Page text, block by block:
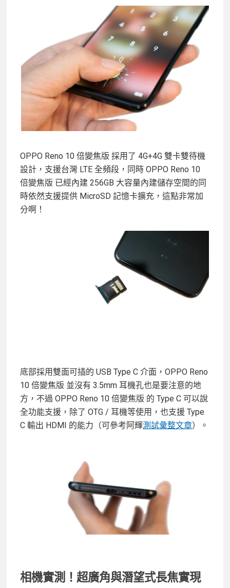
OPPO Reno 10 倍變焦版 採用了 4G+4G 雙卡雙待機
設計，支援台灣 LTE 全頻段，同時 OPPO Reno 10
倍變焦版 已經內建 256GB 大容量內建儲存空間的同
時依然支援提供 MicroSD 記憶卡擴充，這點非常加
分啊！
底部採用雙面可插的 USB Type C 介面，OPPO Reno
10 倍變焦版 並沒有 3.5mm 耳機孔也是要注意的地
方，不過 OPPO Reno 10 倍變焦版 的 Type C 可以說
全功能支援，除了 OTG / 耳機等使用，也支援 Type
C 輸出 HDMI 的能力（可參考阿輝測試彙整文章）。
相機實測！超廣角與潛望式長焦實現